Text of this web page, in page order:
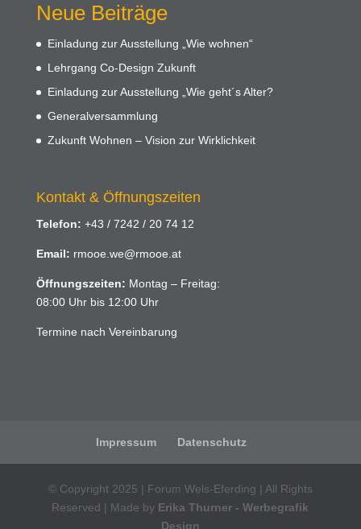
Neue Beiträge
Einladung zur Ausstellung „Wie wohnen“
Lehrgang Co-Design Zukunft
Einladung zur Ausstellung „Wie geht´s Alter?
Generalversammlung
Zukunft Wohnen – Vision zur Wirklichkeit
Kontakt & Öffnungszeiten
Telefon: +43 / 7242 / 20 74 12
Email: rmooe.we@rmooe.at
Öffnungszeiten: Montag – Freitag:
08:00 Uhr bis 12:00 Uhr
Termine nach Vereinbarung
Impressum Datenschutz
© Copyright 2025 | Forum Wels-Eferding | All Rights
Reserved | Made by Erika Thurner - Werbegrafik
Design